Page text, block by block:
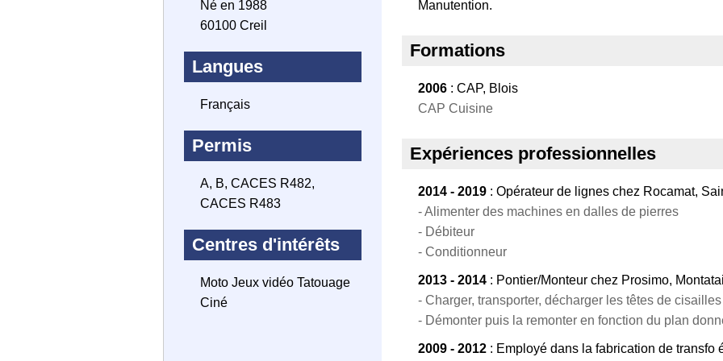
Né en 1988
60100 Creil
Langues
Français
Permis
A, B, CACES R482,
CACES R483
Centres d'intérêts
Moto Jeux vidéo Tatouage
Ciné
Manutention.
Formations
2006 : CAP, Blois
CAP Cuisine
Expériences professionnelles
2014 - 2019 : Opérateur de lignes chez Rocamat,
- Alimenter des machines en dalles de pierres
- Débiteur
- Conditionneur
2013 - 2014 : Pontier/Monteur chez Prosimo,
- Charger, transporter, décharger les têtes de
- Démonter puis la remonter en fonction du plan
2009 - 2012 : Employé dans la fabrication de transfo